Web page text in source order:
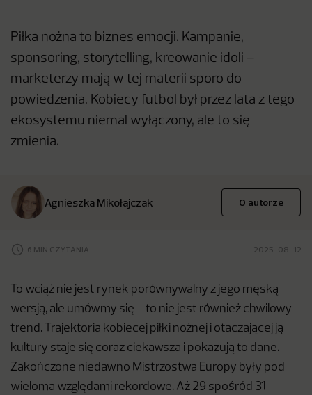
Piłka nożna to biznes emocji. Kampanie,
sponsoring, storytelling, kreowanie idoli –
marketerzy mają w tej materii sporo do
powiedzenia. Kobiecy futbol był przez lata z tego
ekosystemu niemal wyłączony, ale to się
zmienia.
Agnieszka Mikołajczak O autorze
6 MIN CZYTANIA 2025-08-12
To wciąż nie jest rynek porównywalny z jego męską
wersją, ale umówmy się – to nie jest również chwilowy
trend. Trajektoria kobiecej piłki nożnej i otaczającej ją
kultury staje się coraz ciekawsza i pokazują to dane.
Zakończone niedawno Mistrzostwa Europy były pod
wieloma względami rekordowe. Aż 29 spośród 31